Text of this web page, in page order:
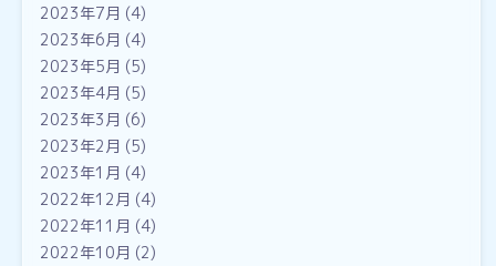
2023年7月 (4)
2023年6月 (4)
2023年5月 (5)
2023年4月 (5)
2023年3月 (6)
2023年2月 (5)
2023年1月 (4)
2022年12月 (4)
2022年11月 (4)
2022年10月 (2)